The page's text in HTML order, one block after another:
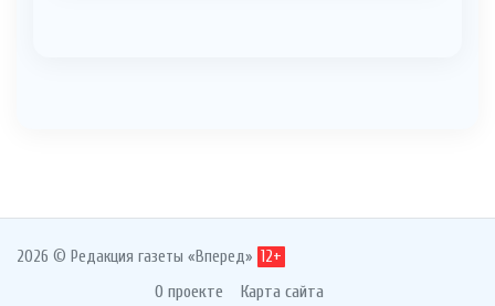
2026 © Редакция газеты «Вперед» 12+
О проекте Карта сайта